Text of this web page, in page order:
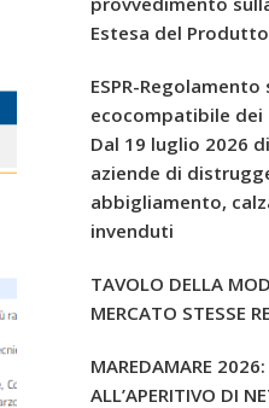
Estesa del
ESPR-
ecocompatibile
Dal 19 luglio 2026
aziende di
abbigliamento,
invenduti
TAVOLO DELLA
MERCATO STESSE
MAREDAMARE
ALL’APERITIVO DI